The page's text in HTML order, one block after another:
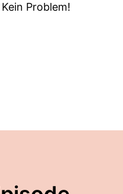
Problem!